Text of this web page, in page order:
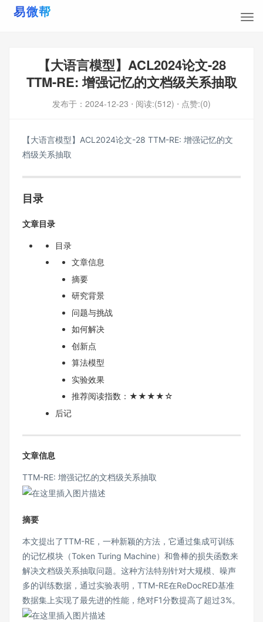
【大语言模型】ACL2024论文-28
TTM-RE: 增强记忆的文档级关系抽取
发布于： 2024-12-23 ⋅ 阅读:(512) ⋅ 点赞:(0)
【大语言模型】ACL2024论文-28 TTM-RE: 增强记忆的文
档级关系抽取
目录
文章目录
目录
文章信息
摘要
研究背景
问题与挑战
如何解决
创新点
算法模型
实验效果
推荐阅读指数：★★★★☆
后记
文章信息
TTM-RE: 增强记忆的文档级关系抽取
摘要
本文提出了TTM-RE，一种新颖的方法，它通过集成可训练
的记忆模块（Token Turing Machine）和鲁棒的损失函数来
解决文档级关系抽取问题。这种方法特别针对大规模、噪声
多的训练数据，通过实验表明，TTM-RE在ReDocRED基准
数据集上实现了最先进的性能，绝对F1分数提高了超过3%。